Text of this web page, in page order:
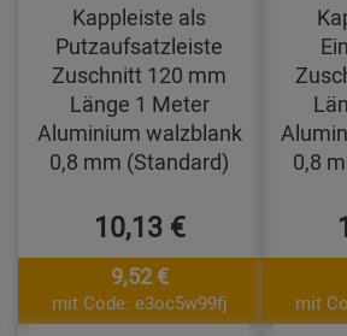
Kappleiste als
Putzaufsatzleiste
Zuschnitt 120 mm
Länge 1 Meter
Aluminium walzblank
0,8 mm (Standard)
10,13 €
9,52 €
mit Code: e3oc5w99fj
0,8
mit